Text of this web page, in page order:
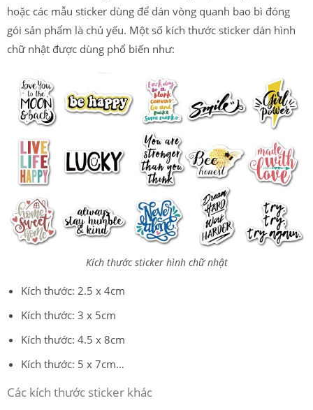
hoặc các mẫu sticker dùng để dán vòng quanh bao bì đóng
gói sản phẩm là chủ yếu. Một số kích thước sticker dán hình
chữ nhật được dùng phổ biến như:
Kích thước sticker hình chữ nhật
Kích thước: 2.5 x 4cm
Kích thước: 3 x 5cm
Kích thước: 4.5 x 8cm
Kích thước: 5 x 7cm…
Các kích thước sticker khác